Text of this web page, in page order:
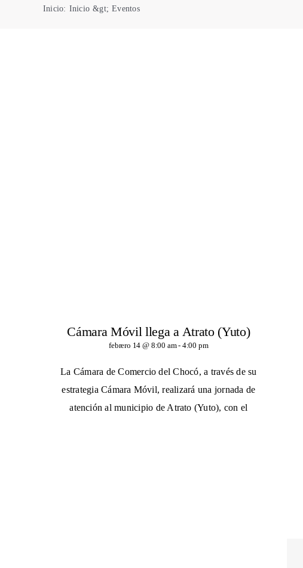
Inicio: Inicio &gt; Eventos
Cámara Móvil llega a Atrato (Yuto)
febrero 14 @ 8:00 am- 4:00 pm
La Cámara de Comercio del Chocó, a través de su
estrategia Cámara Móvil, realizará una jornada de
atención al municipio de Atrato (Yuto), con el